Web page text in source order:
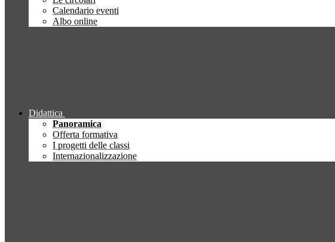
Calendario eventi
Albo online
Didattica
Panoramica
Offerta formativa
I progetti delle classi
Internazionalizzazione